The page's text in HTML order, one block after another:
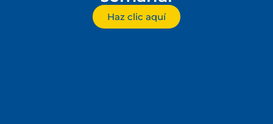
Haz clic aquí